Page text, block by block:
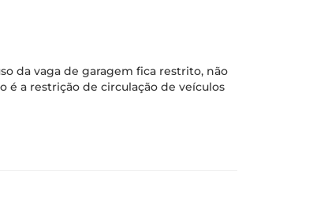
da vaga de garagem fica restrito, não
é a restrição de circulação de veículos